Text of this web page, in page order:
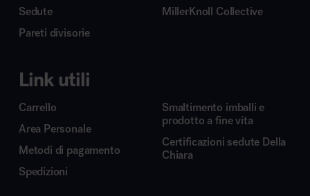
Sedute
Pareti divisorie
MillerKnoll Collective
Link utili
Carrello
Area Personale
Metodi di pagamento
Spedizioni
Smaltimento imballi e
prodotto a fine vita
Certificazioni sedute Della
Chiara